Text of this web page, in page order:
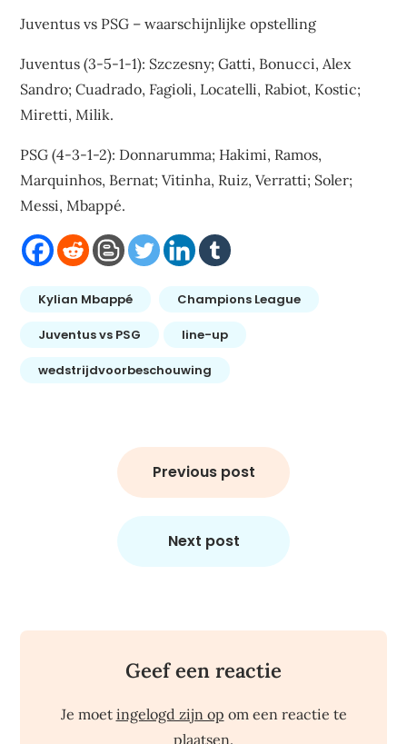
Juventus vs PSG – waarschijnlijke opstelling
Juventus (3-5-1-1): Szczesny; Gatti, Bonucci, Alex
Sandro; Cuadrado, Fagioli, Locatelli, Rabiot, Kostic;
Miretti, Milik.
PSG (4-3-1-2): Donnarumma; Hakimi, Ramos,
Marquinhos, Bernat; Vitinha, Ruiz, Verratti; Soler;
Messi, Mbappé.
Kylian Mbappé Champions League
Juventus vs PSG line-up
wedstrijdvoorbeschouwing
Previous post
Next post
Geef een reactie
Je moet ingelogd zijn op om een reactie te
plaatsen.